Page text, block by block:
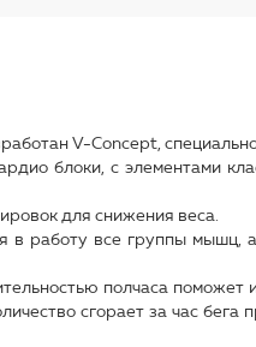
V-Concept,
блоки, с элементами
для снижения веса.
в работу все группы мышц, а
полчаса поможет
сгорает за час бега